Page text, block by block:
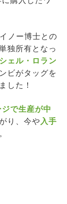
ノー博士との
独所有となっ
ェル・ロラン
ビがタッグを
した！
で生産が中
り、今や 入手